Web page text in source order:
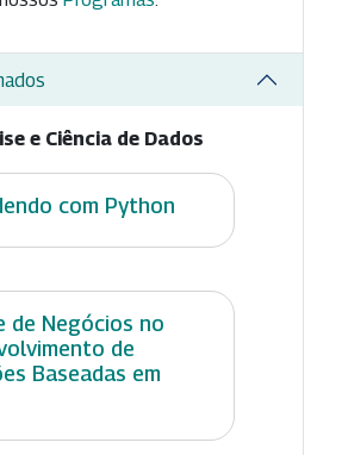
e Ciência de Dados
com Python
de Negócios no
de
Baseadas em